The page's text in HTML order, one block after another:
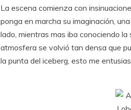
La escena comienza con
ponga en marcha su imaginación,
lado, mientras mas iba conociendo
atmosfera se volvió tan densa que
la punta del iceberg, esto me